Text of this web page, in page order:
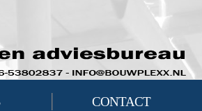
| CONTACT